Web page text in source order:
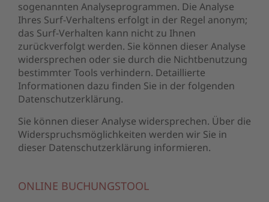
sogenannten Analyseprogrammen. Die Analyse
Ihres Surf-Verhaltens erfolgt in der Regel anonym;
das Surf-Verhalten kann nicht zu Ihnen
zurückverfolgt werden. Sie können dieser Analyse
widersprechen oder sie durch die Nichtbenutzung
bestimmter Tools verhindern. Detaillierte
Informationen dazu finden Sie in der folgenden
Datenschutzerklärung.
Sie können dieser Analyse widersprechen. Über die
Widerspruchsmöglichkeiten werden wir Sie in
dieser Datenschutzerklärung informieren.
ONLINE BUCHUNGSTOOL